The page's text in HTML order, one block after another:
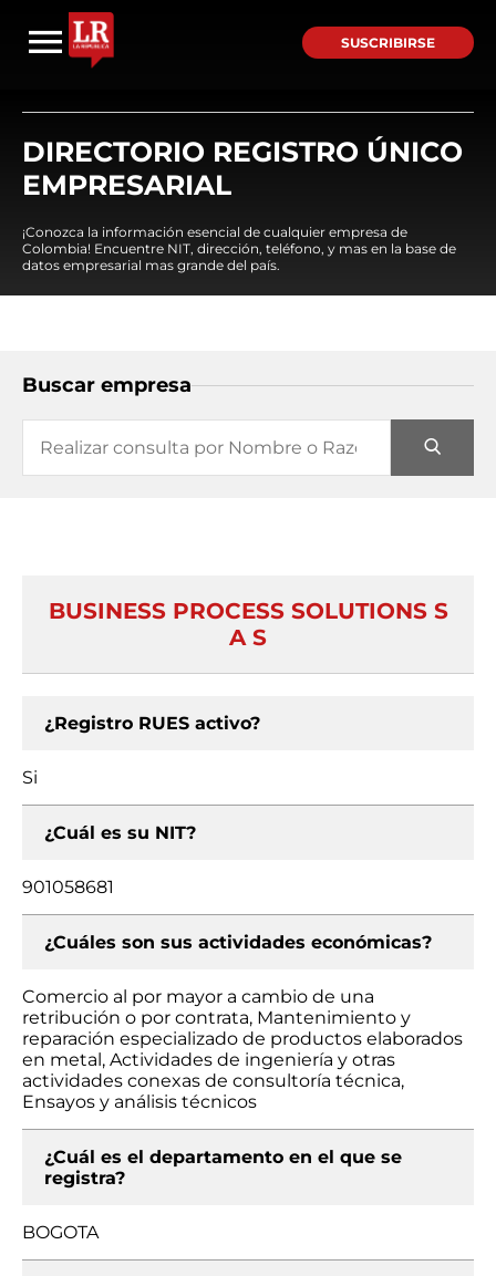
SUSCRIBIRSE
DIRECTORIO REGISTRO ÚNICO
EMPRESARIAL
¡Conozca la información esencial de cualquier empresa de
Colombia! Encuentre NIT, dirección, teléfono, y mas en la base de
datos empresarial mas grande del país.
Buscar empresa
BUSINESS PROCESS SOLUTIONS S
A S
¿Registro RUES activo?
Si
¿Cuál es su NIT?
901058681
¿Cuáles son sus actividades económicas?
Comercio al por mayor a cambio de una
retribución o por contrata, Mantenimiento y
reparación especializado de productos elaborados
en metal, Actividades de ingeniería y otras
actividades conexas de consultoría técnica,
Ensayos y análisis técnicos
¿Cuál es el departamento en el que se
registra?
BOGOTA